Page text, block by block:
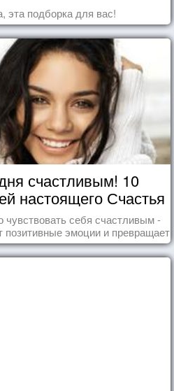
эта подборка для вас!
счастливым! 10
настоящего Счастья
чувствовать себя счастливым -
эмоции и превращает
праздник.